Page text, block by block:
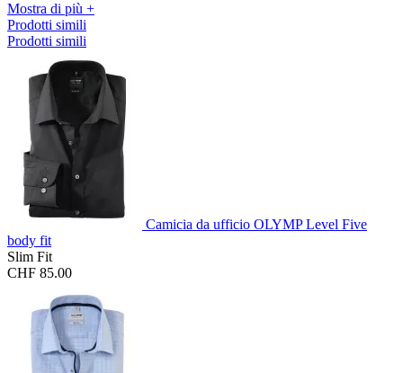
Mostra di più +
Prodotti simili
Prodotti simili
Camicia da ufficio OLYMP Level Five
body fit
Slim Fit
CHF 85.00